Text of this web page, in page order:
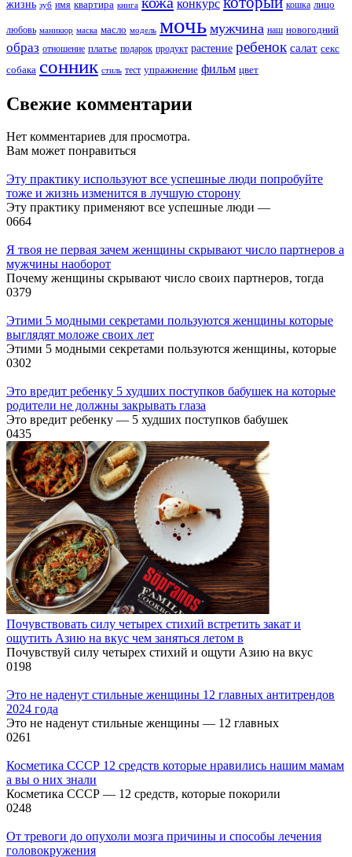
жизнь зуб имя квартира книга конкурс кошка лицо
любовь маникюр маска масло модель мочь мужчина наш новогодний
образ отношение платье подарок продукт растение ребенок салат секс
собака сонник стиль тест упражнение фильм цвет
Свежие комментарии
Нет комментариев для просмотра.
Вам может понравиться
Эту практику используют все успешные люди попробуйте
тоже и жизнь изменится в лучшую сторону
Эту практику применяют все успешные люди —
0664
Я твоя не первая зачем женщины скрывают число партнеров а
мужчины наоборот
Почему женщины скрывают число своих партнеров, тогда
0379
Этими 5 модными секретами пользуются женщины которые
выглядят моложе своих лет
Этими 5 модными секретами пользуются женщины, которые
0302
Это вредит ребенку 5 худших поступков бабушек на которые
родители не должны закрывать глаза
Это вредит ребенку — 5 худших поступков бабушек
0435
Почувствовать силу четырех стихий встретить закат и
ощутить Азию на вкус чем заняться летом в
Почувствуй силу четырех стихий и ощути Азию на вкус
0198
Это не наденут стильные женщины 12 главных антитрендов
2024 года
Это не наденут стильные женщины — 12 главных
0261
Косметика СССР 12 средств которые нравились нашим мамам
а вы о них знали
Косметика СССР — 12 средств, которые покорили
0248
От тревоги до опухоли мозга причины и способы лечения
головокружения